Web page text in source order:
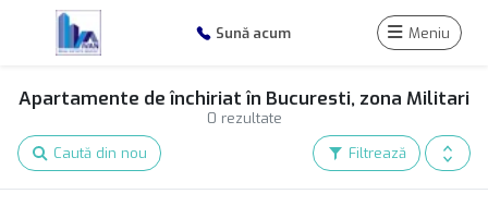
Sună acum Meniu
0 rezultate
Apartamente de închiriat în Bucuresti, zona Militari
Filtrează
Caută din nou